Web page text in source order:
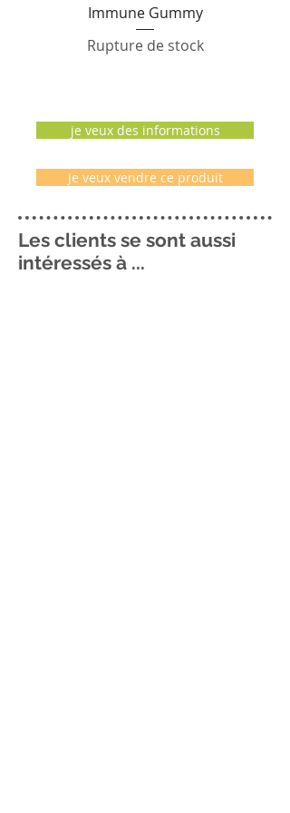
Immune Gummy
Rupture de stock
je veux des informations
Je veux vendre ce produit
Les clients se sont aussi
intéressés à ...